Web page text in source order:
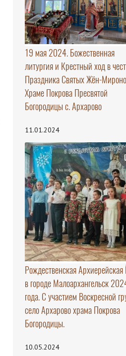
19 мая 2024. Божественная
литургия и Крестный ход в
Праздника Святых Жён-
Храме Покрова Пресвятой
Богородицы с. Архарово
11.01.2024
Рождественская Архиерейская
в городе Малоархангельск
года. С участием Воскресной
село Архарово храма Покрова
Богородицы.
10.05.2024